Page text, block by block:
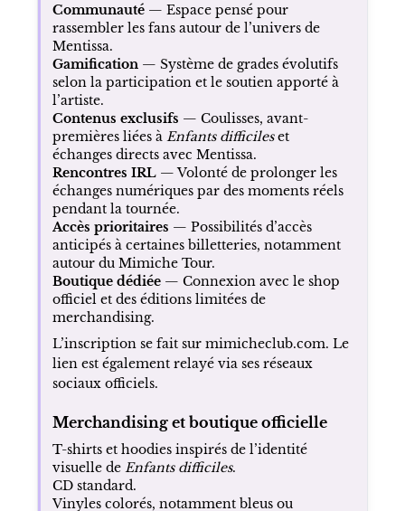
Communauté— Espace pensé pour
rassembler les fans autour de l’univers de
Mentissa.
Gamification— Système de grades évolutifs
selon la participation et le soutien apporté à
l’artiste.
Contenus exclusifs — Coulisses, avant-
premières liées à Enfants difficileset
échanges directs avec Mentissa.
Rencontres IRL— Volonté de prolonger les
échanges numériques par des moments réels
pendant la tournée.
Accès prioritaires — Possibilités d’accès
anticipés à certaines billetteries, notamment
autour du Mimiche Tour.
Boutique dédiée— Connexion avec le shop
officiel et des éditions limitées de
merchandising.
L’inscription se fait sur mimicheclub.com. Le
lien est également relayé via ses réseaux
sociaux officiels.
Merchandising et boutique officielle
T-shirts et hoodies inspirés de l’identité
visuelle de Enfants difficiles.
CD standard.
Vinyles colorés, notamment bleus ou